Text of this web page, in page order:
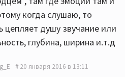
когда слушаю, то
цепляет душу звучание или
глубина, ширина и.т.д
20 января 2016 в 13:11